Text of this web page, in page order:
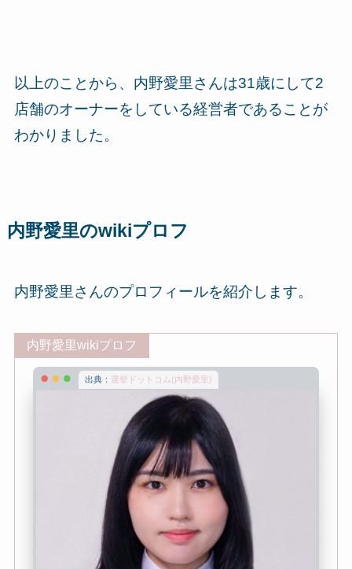
以上のことから、内野愛里さんは31歳にして2
店舗のオーナーをしている経営者であることが
わかりました。
内野愛里のwikiプロフ
内野愛里さんのプロフィールを紹介します。
内野愛里wikiプロフ
出典： 選挙ドットコム(内野愛里)